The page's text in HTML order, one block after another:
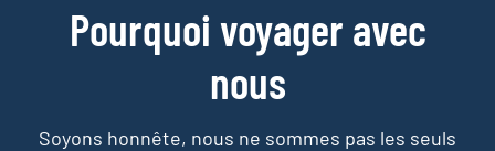
Pourquoi voyager avec
nous
Soyons honnête, nous ne sommes pas les seuls